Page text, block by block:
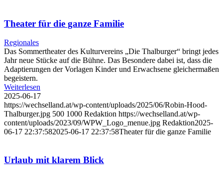
Theater für die ganze Familie
Regionales
Das Sommertheater des Kulturvereins „Die Thalburger“ bringt jedes
Jahr neue Stücke auf die Bühne. Das Besondere dabei ist, dass die
Adaptierungen der Vorlagen Kinder und Erwachsene gleichermaßen
begeistern.
Weiterlesen
2025-06-17
https://wechselland.at/wp-content/uploads/2025/06/Robin-Hood-
Thalburger.jpg 500 1000 Redaktion https://wechselland.at/wp-
content/uploads/2023/09/WPW_Logo_menue.jpg Redaktion2025-
06-17 22:37:582025-06-17 22:37:58Theater für die ganze Familie
Urlaub mit klarem Blick